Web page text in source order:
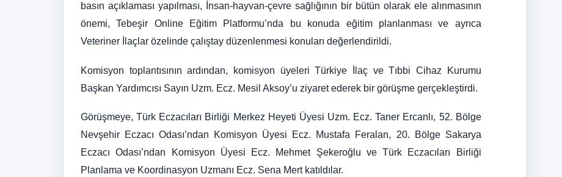
basın açıklaması yapılması, İnsan-hayvan-çevre sağlığının bir bütün olarak ele alınmasının
önemi, Tebeşir Online Eğitim Platformu’nda bu konuda eğitim planlanması ve ayrıca
Veteriner İlaçlar özelinde çalıştay düzenlenmesi konuları değerlendirildi.
Komisyon toplantısının ardından, komisyon üyeleri Türkiye İlaç ve Tıbbi Cihaz Kurumu
Başkan Yardımcısı Sayın Uzm. Ecz. Mesil Aksoy’u ziyaret ederek bir görüşme gerçekleştirdi.
Görüşmeye, Türk Eczacıları Birliği Merkez Heyeti Üyesi Uzm. Ecz. Taner Ercanlı, 52. Bölge
Nevşehir Eczacı Odası’ndan Komisyon Üyesi Ecz. Mustafa Feralan, 20. Bölge Sakarya
Eczacı Odası’ndan Komisyon Üyesi Ecz. Mehmet Şekeroğlu ve Türk Eczacıları Birliği
Planlama ve Koordinasyon Uzmanı Ecz. Sena Mert katıldılar.